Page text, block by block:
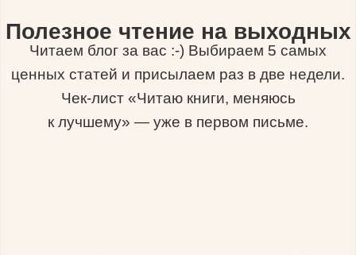
Полезное чтение на выходных
Читаем блог за вас :-) Выбираем 5 самых
ценных статей и присылаем раз в две недели.
Чек-лист «Читаю книги, меняюсь
к лучшему» — уже в первом письме.